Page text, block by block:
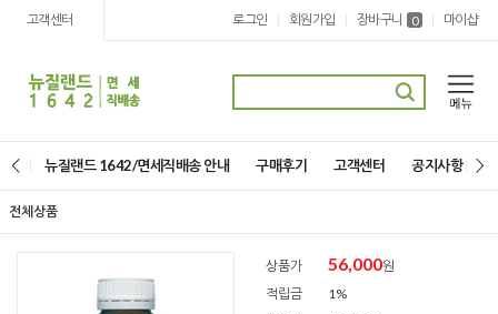
고객센터 로그인 | 회원가입 | 장바구니 0 | 마이샵
뉴질랜드 1642/면세직배송 안내 구매후기 고객센터 공지사항
전체상품
상품가 56,000원
적립금
1%